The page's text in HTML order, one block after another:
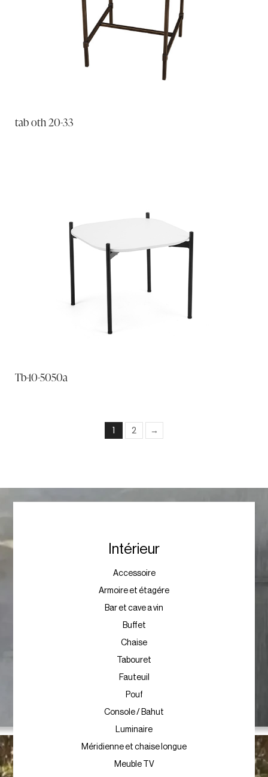
tab oth 20-33
Tb-10-5050a
1 2 →
Intérieur
Accessoire
Armoire et étagére
Bar et cave a vin
Buffet
Chaise
Tabouret
Fauteuil
Pouf
Console / Bahut
Luminaire
Méridienne et chaise longue
Meuble TV